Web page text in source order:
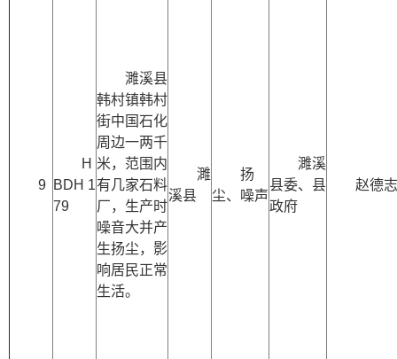
9
H
BDH 1
79
濉溪县
韩村镇韩村
街中国石化
周边一两千
米，范围内
有几家石料
厂，生产时
噪音大并产
生扬尘，影
响居民正常
生活。
濉
溪县
扬
尘、噪声
濉溪
县委、县
政府
赵德